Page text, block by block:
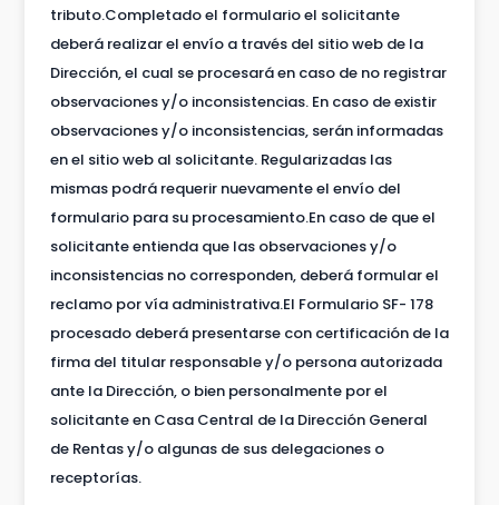
tributo.Completado el formulario el solicitante
deberá realizar el envío a través del sitio web de la
Dirección, el cual se procesará en caso de no registrar
observaciones y/o inconsistencias. En caso de existir
observaciones y/o inconsistencias, serán informadas
en el sitio web al solicitante. Regularizadas las
mismas podrá requerir nuevamente el envío del
formulario para su procesamiento.En caso de que el
solicitante entienda que las observaciones y/o
inconsistencias no corresponden, deberá formular el
reclamo por vía administrativa.El Formulario SF- 178
procesado deberá presentarse con certificación de la
firma del titular responsable y/o persona autorizada
ante la Dirección, o bien personalmente por el
solicitante en Casa Central de la Dirección General
de Rentas y/o algunas de sus delegaciones o
receptorías.